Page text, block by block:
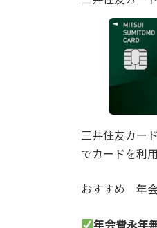
三井住友カー
でカードを利
おすすめ 年
年会費永年